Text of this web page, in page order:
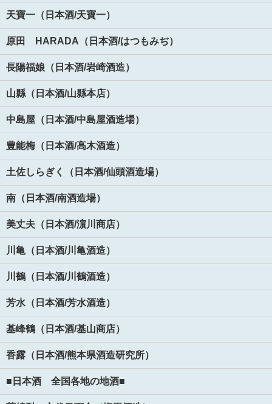
天寶一（日本酒/天寶一）
原田 HARADA（日本酒/はつもみぢ）
長陽福娘（日本酒/岩崎酒造）
山縣（日本酒/山縣本店）
中島屋（日本酒/中島屋酒造場）
豊能梅（日本酒/高木酒造）
土佐しらぎく（日本酒/仙頭酒造場）
南（日本酒/南酒造場）
美丈夫（日本酒/濵川商店）
川亀（日本酒/川亀酒造）
川鶴（日本酒/川鶴酒造）
芳水（日本酒/芳水酒造）
基峰鶴（日本酒/基山商店）
香露（日本酒/熊本県酒造研究所）
■日本酒 全国各地の地酒■